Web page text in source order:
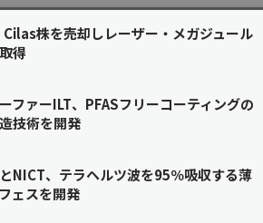
株を売却しレーザー・メガジュール
得
ファーILT、PFASフリーコーティングの
技術を開発
NICT、テラヘルツ波を95％吸収する薄
ェスを開発